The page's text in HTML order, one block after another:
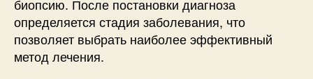
биопсию. После постановки диагноза
определяется стадия заболевания, что
позволяет выбрать наиболее эффективный
метод лечения.